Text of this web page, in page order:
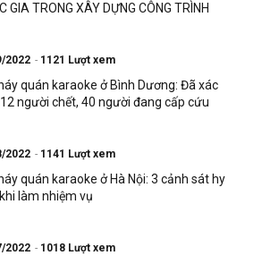
GIA TRONG XÂY DỰNG CÔNG TRÌNH
2022 1121 Lượt xem
quán karaoke ở Bình Dương: Đã xác
người chết, 40 người đang cấp cứu
2022 1141 Lượt xem
quán karaoke ở Hà Nội: 3 cảnh sát hy
làm nhiệm vụ
2022 1018 Lượt xem